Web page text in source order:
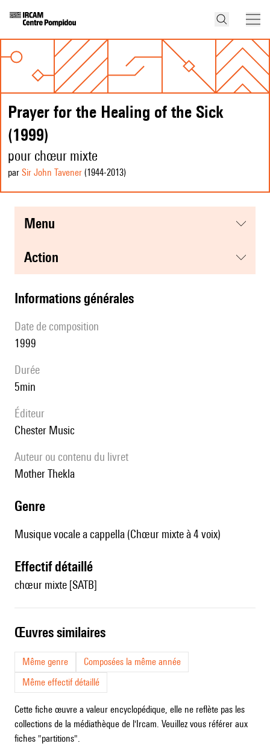
Prayer for the Healing of the Sick
(1999)
pour chœur mixte
par Sir John Tavener (1944-2013)
menu
action
informations générales
date de composition
1999
durée
5min
éditeur
Chester Music
Auteur ou contenu du livret
Mother Thekla
genre
Musique vocale a cappella (Chœur mixte à 4 voix)
effectif détaillé
chœur mixte [SATB]
œuvres similaires
Même genre
Composées la même année
Même effectif détaillé
Cette fiche œuvre a valeur encyclopédique, elle ne reflète pas les
collections de la médiathèque de l'Ircam. Veuillez vous référer aux
fiches "partitions".